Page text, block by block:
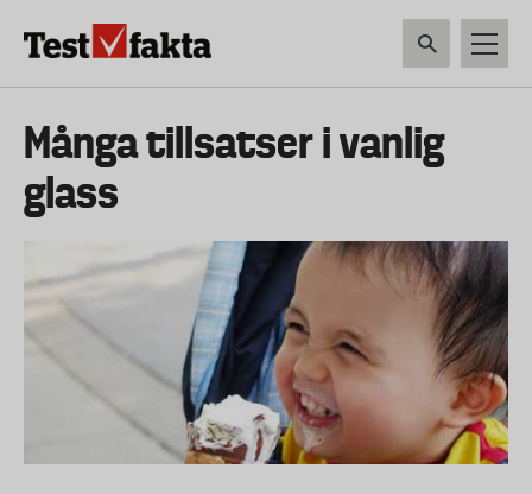
Huvudmeny
ny
HEM & HUSHÅLL
Många tillsatser i vanlig
glass